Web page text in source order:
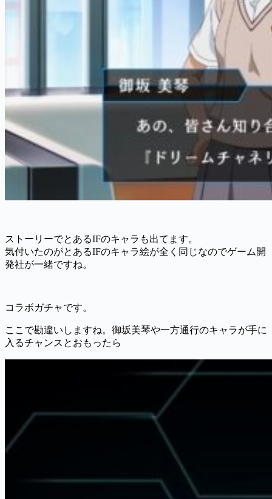
ストーリーでとあるIFのキャラも出てます。
気付いたのがとあるIFのキャラ絵が全く同じなのでゲーム開
発社が一緒ですね。
コラボガチャです。
ここで勘違いしますね。御坂美琴や一方通行のキャラが手に
入るチャンスとおもったら